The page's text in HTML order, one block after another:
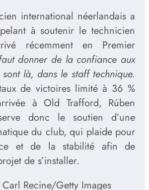
international néerlandais a
à soutenir le technicien
récemment en Premier
donner de la confiance aux
là, dans le staff technique.
de victoires limité à 36 %
à Old Trafford, Rúben
donc le soutien d’une
du club, qui plaide pour
et de la stabilité afin de
de s’installer.
Recine/Getty Images